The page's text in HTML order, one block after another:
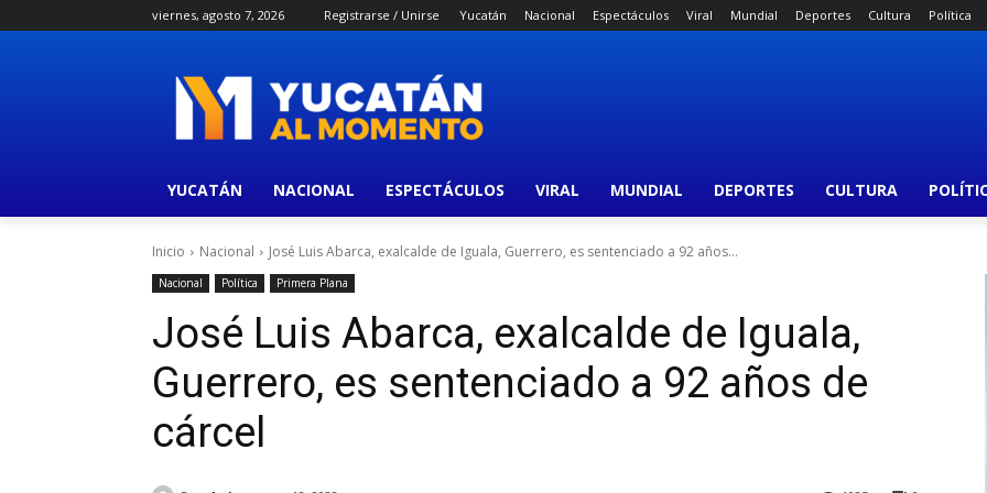
viernes, agosto 7, 2026 Registrarse / Unirse Yucatán Nacional Espectáculos Viral Mundial Deportes Cultura Política
YUCATÁN NACIONAL ESPECTÁCULOS VIRAL MUNDIAL DEPORTES CULTURA
Inicio Nacional José Luis Abarca, exalcalde de Iguala, Guerrero, es sentenciado a 92 años...
Nacional Política Primera Plana
José Luis Abarca, exalcalde de Iguala,
Guerrero, es sentenciado a 92 años de
cárcel